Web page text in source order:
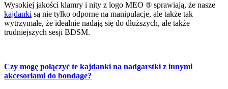
Wysokiej jakości klamry i nity z logo MEO ® sprawiają, że nasze
kajdanki są nie tylko odporne na manipulacje, ale także tak
wytrzymałe, że idealnie nadają się do dłuższych, ale także
trudniejszych sesji BDSM.
Czy mogę połączyć te kajdanki na nadgarstki z innymi
akcesoriami do bondage?